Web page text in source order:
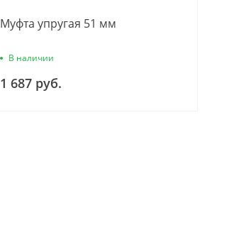
Муфта упругая 51 мм
В наличии
1 687 руб.